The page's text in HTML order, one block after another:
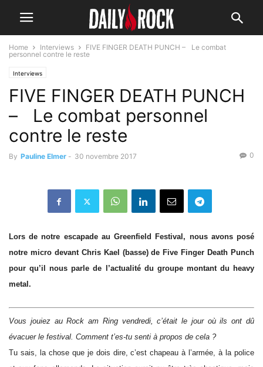
Home Interviews
FIVE FINGER DEATH PUNCH – Le combat
personnel contre le reste
Interviews
FIVE FINGER DEATH PUNCH
– Le combat personnel
contre le reste
By Pauline Elmer - 30 novembre 2017 0
Lors de notre escapade au Greenfield Festival, nous avons posé
notre micro devant Chris Kael (basse) de Five Finger Death Punch
pour qu’il nous parle de l’actualité du groupe montant du heavy
metal.
Vous jouiez au Rock am Ring vendredi, c’était le jour où ils ont dû
évacuer le festival. Comment t’es-tu senti à propos de cela ?
Tu sais, la chose que je dois dire, c’est chapeau à l’armée, à la police